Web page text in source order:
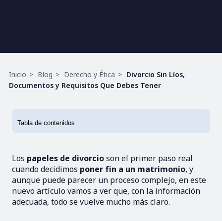
Ruta
de
Inicio Blog Derecho y Ética
Divorcio Sin Líos,
Documentos y Requisitos Que Debes Tener
Los papeles de divorcioson el primer paso real
cuando decidimos poner fin a un matrimonio, y
aunque puede parecer un proceso complejo, en este
nuevo artículo vamos a ver que, con la información
adecuada, todo se vuelve mucho más claro.